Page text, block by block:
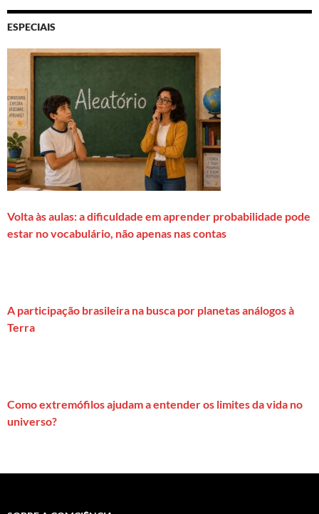
ESPECIAIS
Volta às aulas: a dificuldade em aprender probabilidade pode
estar no vocabulário, não apenas nas contas
A participação brasileira na busca por planetas análogos à
Terra
Como extremófilos ajudam a entender os limites da vida no
universo?